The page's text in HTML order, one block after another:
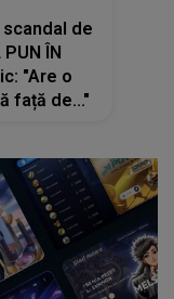
ÎN
"Are o
față de..."